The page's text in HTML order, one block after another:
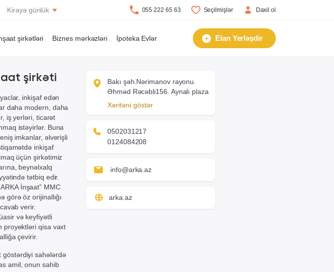
Kirayə günlük 055 222 65 63 Seçilmişlər Daxil ol
şirkətləri Biznes mərkəzləri İpoteka Evlər Elan Yerləşdir
şirkəti
inkişaf edən
daha modern, daha
iş yerləri, ticarət
istəyirlər. Buna
imkanlar, əlverişli
inkişaf
üçün şirkətimiz
beynəlxalq
tətbiq edir.
İnşaat” MMC
görə öz orijinallığı
verir.
və keyfiyətli
proyektləri qisa vaxt
çevirir.
göstərdiyi sahələrdə
amil, onun sahib
Bakı şəh.Nərimanov rayonu.
Əhməd Rəcəbli156. Aynalı plaza
Xəritəni göstər
0502031217
0124084208
info@arka.az
arka.az